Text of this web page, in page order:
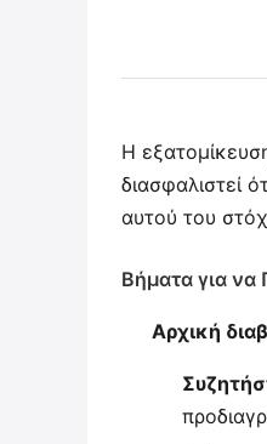
Η
διασφαλιστεί
αυτού του
Βήματα για να
Αρχική